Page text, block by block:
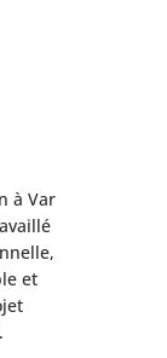
à Var
et